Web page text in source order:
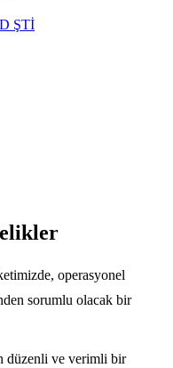
ŞTİ
operasyonel
sorumlu olacak bir
düzenli ve verimli bir